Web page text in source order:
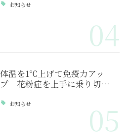
お知らせ
04
体温を1℃上げて免疫力アッ
プ 花粉症を上手に乗り切…
お知らせ 05